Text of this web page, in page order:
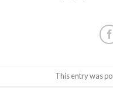
This entry was